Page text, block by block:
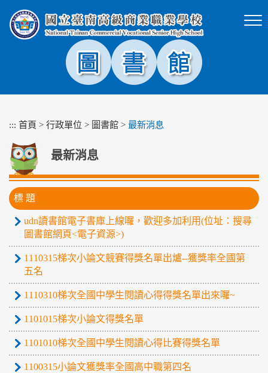
塊
::: 首頁 > 行政單位 > 圖書館 > 最新消息
最新消息
標 題
udn讀書館電子書庫上線囉，歡迎多加利用(位址：搜尋
圖書館網頁<電子資源>)
1110315梯次小論文競賽得獎名單出爐--獲獎率全國第
五名
1110310梯次全國中學生閱讀心得得獎名單出來囉~
1101015梯次小論文得獎名單
1101010梯次全國中學生閱讀心得比賽得獎名單
1100315小論文獲獎率全國高中職第四名